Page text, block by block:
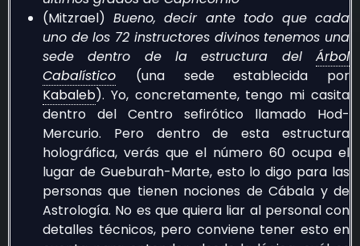
(Mitzrael) Bueno, decir ante todo que cada
uno de los 72 instructores divinos tenemos una
sede dentro de la estructura del Árbol
Cabalístico
(una sede establecida por
Kabaleb). Yo, concretamente, tengo mi casita
dentro del Centro sefirótico llamado Hod-
Mercurio. Pero dentro de esta estructura
holográfica, verás que el número 60 ocupa el
lugar de Gueburah-Marte, esto lo digo para las
personas que tienen nociones de Cábala y de
Astrología. No es que quiera liar al personal con
detalles técnicos, pero conviene tener esto en